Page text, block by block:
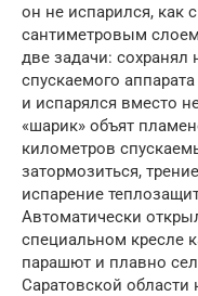
он не испарился, как
сантиметровым
две задачи: сохранял
спускаемого
и испарялся вместо
«шарик» объят
километров
затормозиться,
испарение
Авто­матически
специальном кресле
парашют и плавно
Саратовской